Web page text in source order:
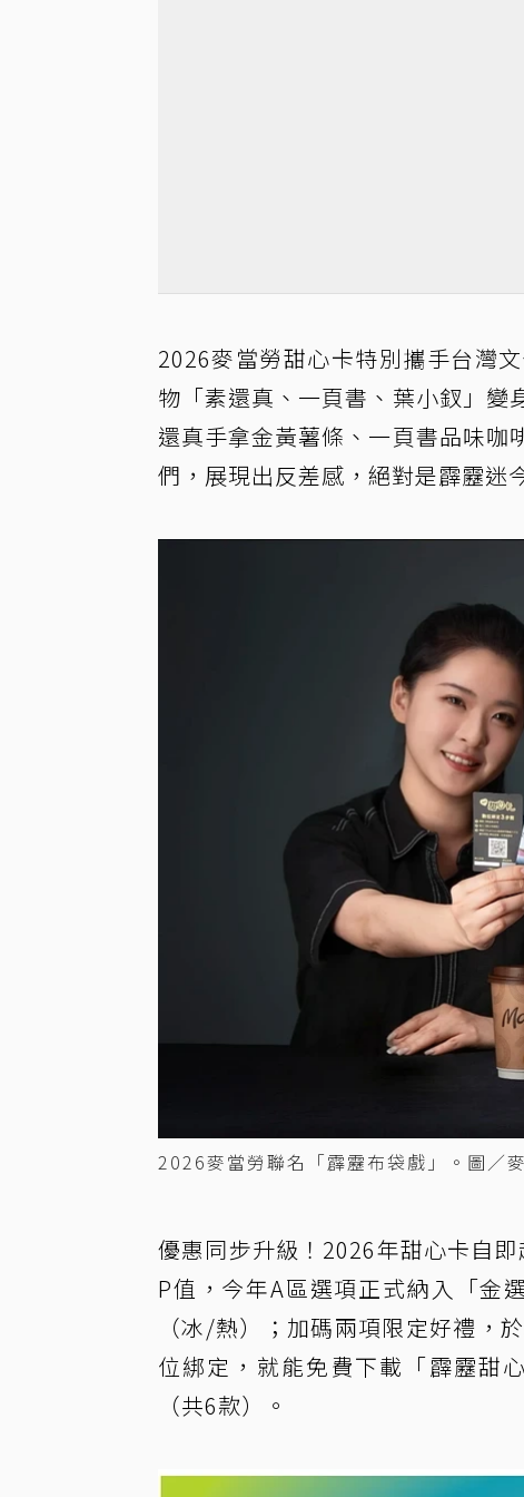
2026麥當勞甜心卡特別攜手台灣
物「素還真、一頁書、葉小釵」變
還真手拿金黃薯條、一頁書品味咖
們，展現出反差感，絕對是霹靂迷
2026麥當勞聯名「霹靂布袋戲」。圖／
優惠同步升級！2026年甜心卡自
P值，今年A區選項正式納入「金
（冰/熱）；加碼兩項限定好禮，
位綁定，就能免費下載「霹靂甜
（共6款）。